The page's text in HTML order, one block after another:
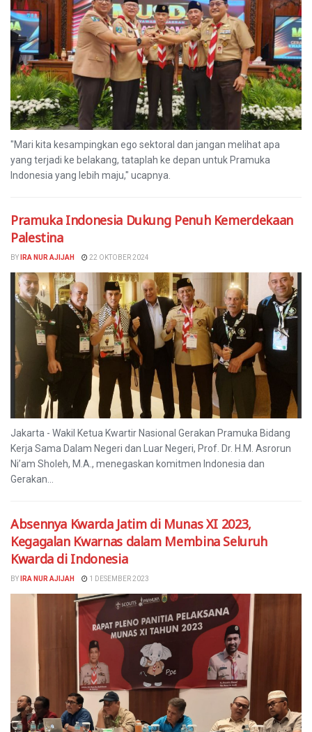
"Mari kita kesampingkan ego sektoral dan jangan melihat apa
yang terjadi ke belakang, tataplah ke depan untuk Pramuka
Indonesia yang lebih maju," ucapnya.
Pramuka Indonesia Dukung Penuh Kemerdekaan
Palestina
BY IRA NUR AJIJAH 22 OKTOBER 2024
Jakarta - Wakil Ketua Kwartir Nasional Gerakan Pramuka Bidang
Kerja Sama Dalam Negeri dan Luar Negeri, Prof. Dr. H.M. Asrorun
Ni’am Sholeh, M.A., menegaskan komitmen Indonesia dan
Gerakan...
Absennya Kwarda Jatim di Munas XI 2023,
Kegagalan Kwarnas dalam Membina Seluruh
Kwarda di Indonesia
BY IRA NUR AJIJAH 1 DESEMBER 2023